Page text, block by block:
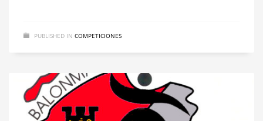
PUBLISHED IN COMPETICIONES